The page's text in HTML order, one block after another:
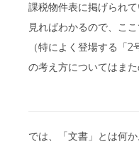
課税物件表に掲げられ
見ればわかるので、ここ
（特によく登場する「
の考え方についてはまた
では、「文書」とは何か